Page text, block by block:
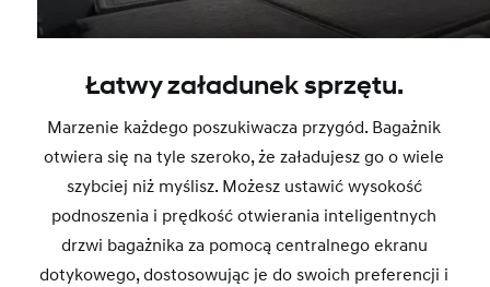
Łatwy załadunek sprzętu.
Marzenie każdego poszukiwacza przygód. Bagażnik
otwiera się na tyle szeroko, że załadujesz go o wiele
szybciej niż myślisz. Możesz ustawić wysokość
podnoszenia i prędkość otwierania inteligentnych
drzwi bagażnika za pomocą centralnego ekranu
dotykowego, dostosowując je do swoich preferencji i